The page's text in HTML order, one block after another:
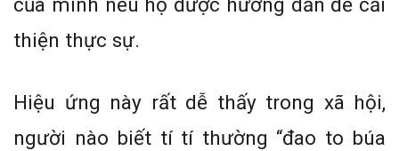
của mình nếu họ được hướng dẫn để cải
thiện thực sự.
Hiệu ứng này rất dễ thấy trong xã hội,
người nào biết tí tí thường “đao to búa